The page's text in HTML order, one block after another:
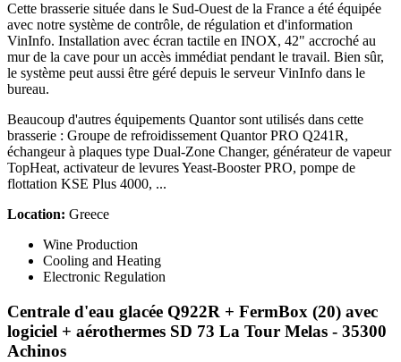
Cette brasserie située dans le Sud-Ouest de la France a été équipée
avec notre système de contrôle, de régulation et d'information
VinInfo. Installation avec écran tactile en INOX, 42" accroché au
mur de la cave pour un accès immédiat pendant le travail. Bien sûr,
le système peut aussi être géré depuis le serveur VinInfo dans le
bureau.
Beaucoup d'autres équipements Quantor sont utilisés dans cette
brasserie : Groupe de refroidissement Quantor PRO Q241R,
échangeur à plaques type Dual-Zone Changer, générateur de vapeur
TopHeat, activateur de levures Yeast-Booster PRO, pompe de
flottation KSE Plus 4000, ...
Location: Greece
Wine Production
Cooling and Heating
Electronic Regulation
Centrale d'eau glacée Q922R + FermBox (20) avec
logiciel + aérothermes SD 73 La Tour Melas - 35300
Achinos